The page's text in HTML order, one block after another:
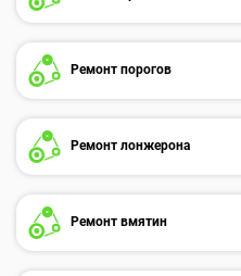
Ремонт порогов
Ремонт лонжерона
Ремонт вмятин